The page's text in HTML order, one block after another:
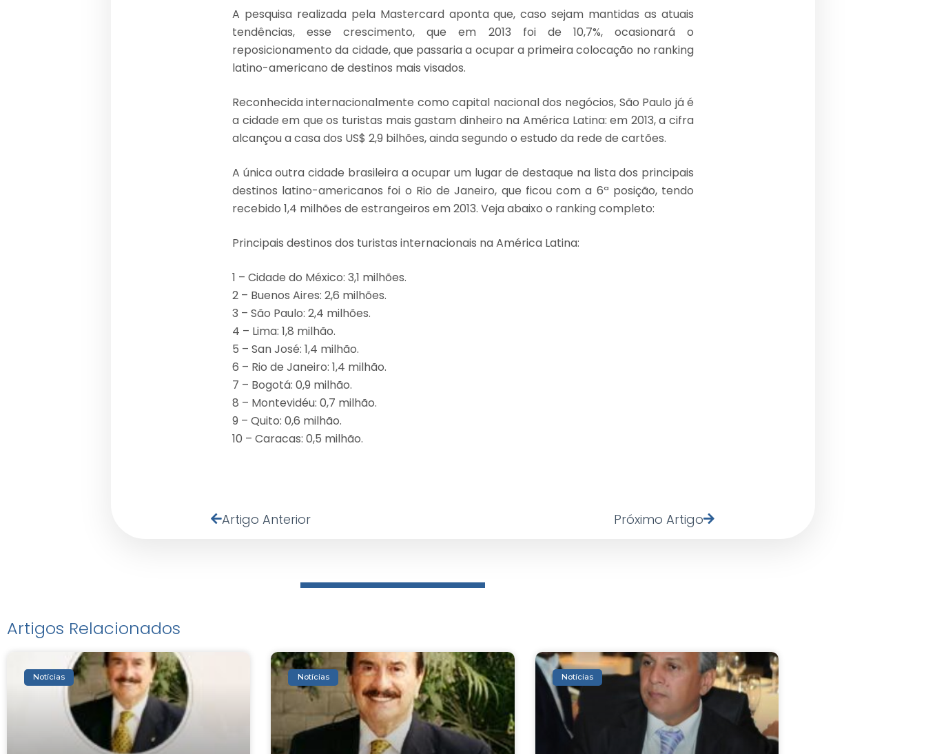
A pesquisa realizada pela Mastercard aponta que, caso sejam mantidas as atuais
tendências, esse crescimento, que em 2013 foi de 10,7%, ocasionará o
reposicionamento da cidade, que passaria a ocupar a primeira colocação no ranking
latino-americano de destinos mais visados.
Reconhecida internacionalmente como capital nacional dos negócios, São Paulo já é
a cidade em que os turistas mais gastam dinheiro na América Latina: em 2013, a cifra
alcançou a casa dos US$ 2,9 bilhões, ainda segundo o estudo da rede de cartões.
A única outra cidade brasileira a ocupar um lugar de destaque na lista dos principais
destinos latino-americanos foi o Rio de Janeiro, que ficou com a 6ª posição, tendo
recebido 1,4 milhões de estrangeiros em 2013. Veja abaixo o ranking completo:
Principais destinos dos turistas internacionais na América Latina:
1 – Cidade do México: 3,1 milhões.
2 – Buenos Aires: 2,6 milhões.
3 – São Paulo: 2,4 milhões.
4 – Lima: 1,8 milhão.
5 – San José: 1,4 milhão.
6 – Rio de Janeiro: 1,4 milhão.
7 – Bogotá: 0,9 milhão.
8 – Montevidéu: 0,7 milhão.
9 – Quito: 0,6 milhão.
10 – Caracas: 0,5 milhão.
Artigo Anterior Próximo Artigo
Artigos Relacionados
Notícias Notícias Notícias